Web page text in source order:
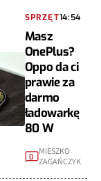
SPRZĘT14:54
Masz
OnePlus?
Oppo da ci
prawie za
darmo
ładowarkę
80 W
0 MIESZKO
ZAGAŃCZYK